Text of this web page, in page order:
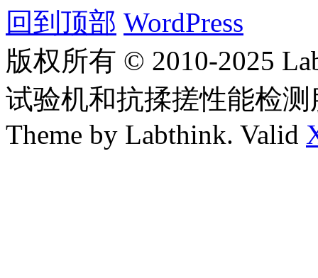
回到顶部 WordPress
版权所有 © 2010-2025
试验机和抗揉搓性能检
Theme by Labthink. Valid